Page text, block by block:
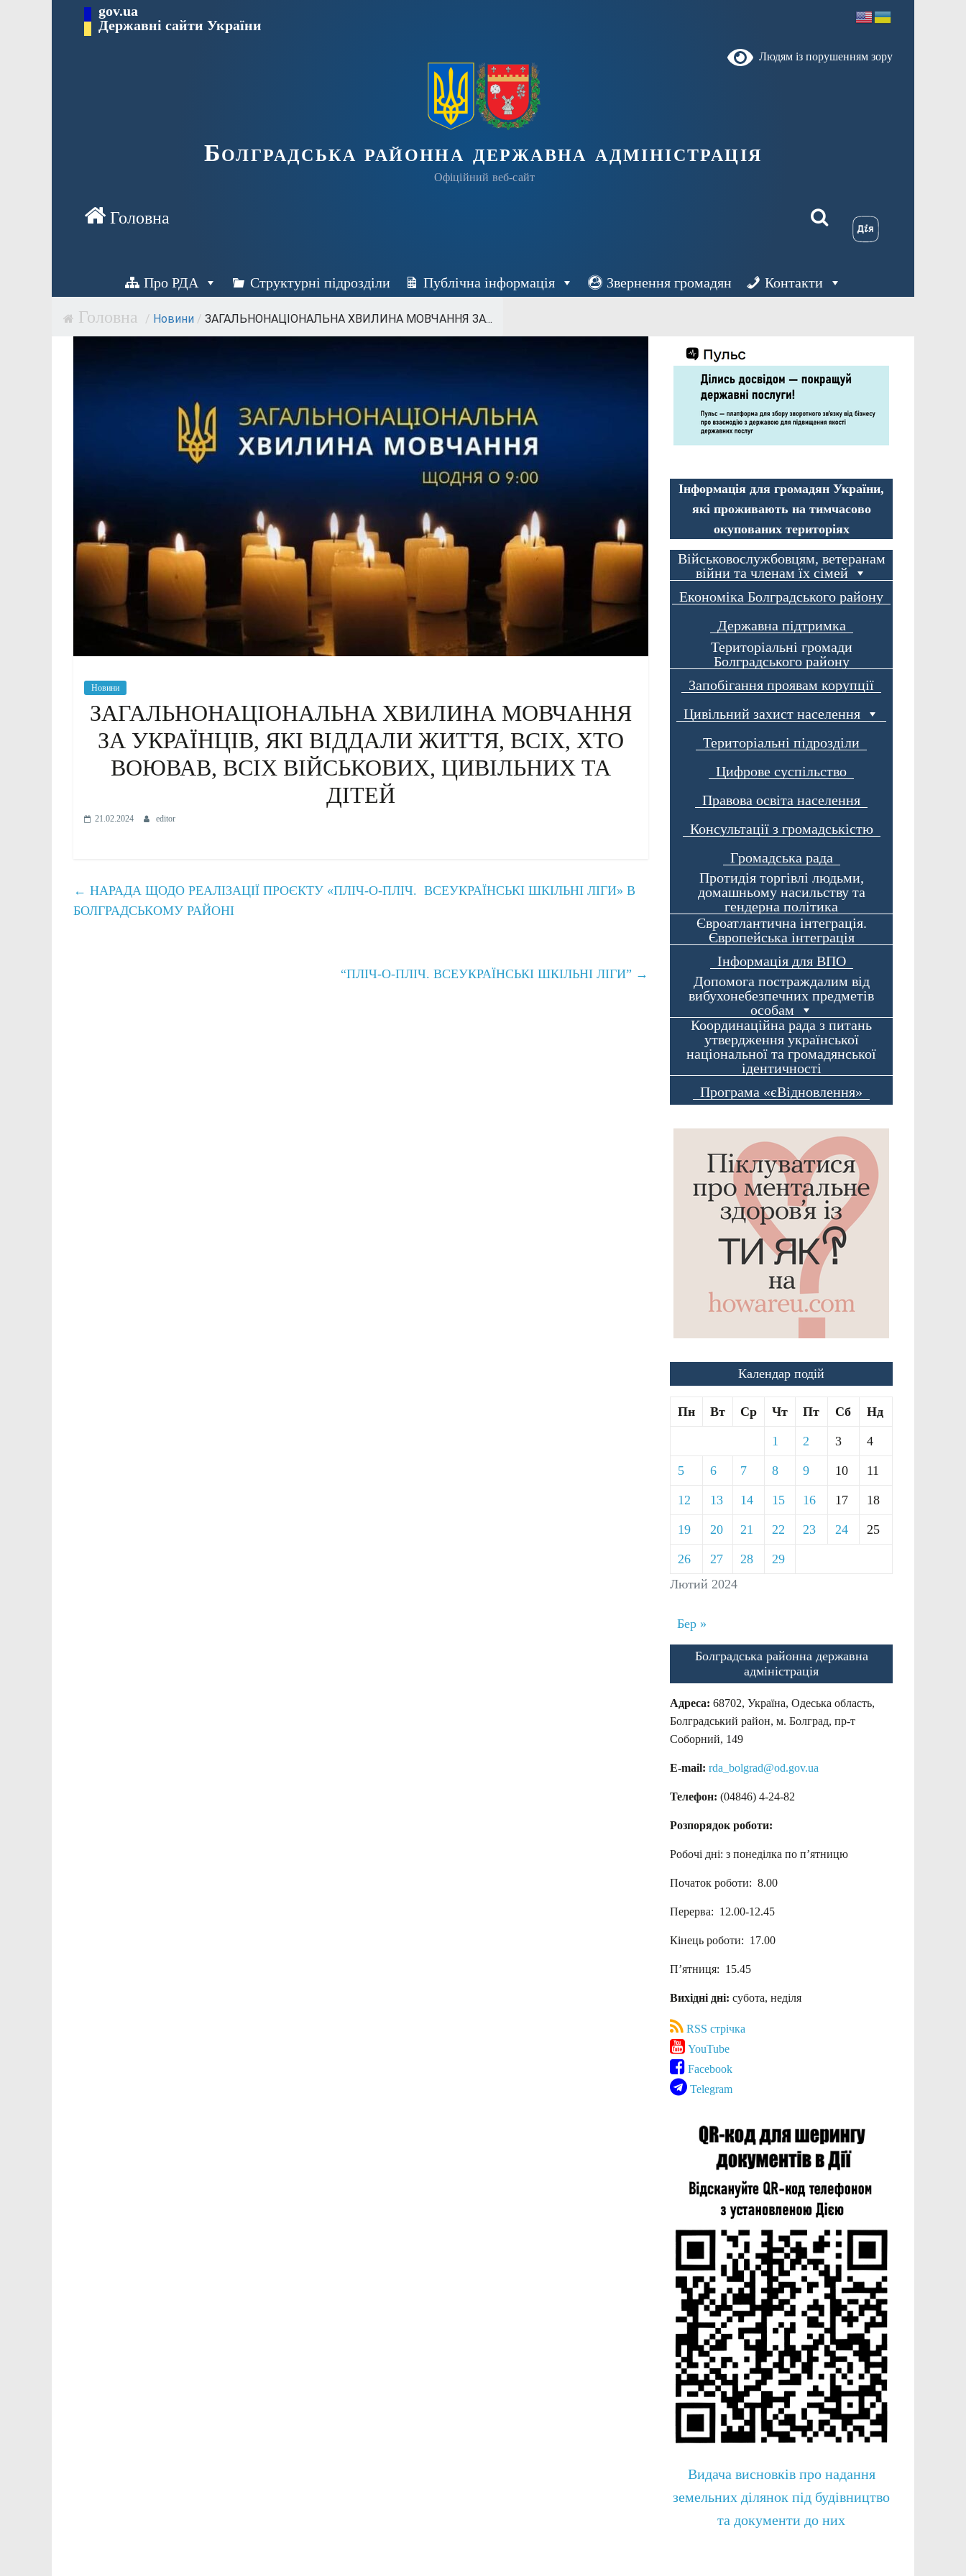
Перейти gov.ua
Державні сайти України
Людям із порушенням зору
Болградська районна державна адміністрація
Офіційний веб-сайт
Про РДА Структурні підрозділи Публічна інформація Звернення громадян Контакти
/ Новини / ЗАГАЛЬНОНАЦІОНАЛЬНА ХВИЛИНА МОВЧАННЯ ЗА...
Новини
ЗАГАЛЬНОНАЦІОНАЛЬНА ХВИЛИНА МОВЧАННЯ
ЗА УКРАЇНЦІВ, ЯКІ ВІДДАЛИ ЖИТТЯ, ВСІХ, ХТО
ВОЮВАВ, ВСІХ ВІЙСЬКОВИХ, ЦИВІЛЬНИХ ТА
ДІТЕЙ
21.02.2024 editor
← НАРАДА ЩОДО РЕАЛІЗАЦІЇ ПРОЄКТУ «ПЛІЧ-О-ПЛІЧ. ВСЕУКРАЇНСЬКІ ШКІЛЬНІ ЛІГИ» В
БОЛГРАДСЬКОМУ РАЙОНІ
“ПЛІЧ-О-ПЛІЧ. ВСЕУКРАЇНСЬКІ ШКІЛЬНІ ЛІГИ” →
Інформація для громадян України,
які проживають на тимчасово
окупованих територіях
Військовослужбовцям, ветеранам
війни та членам їх сімей
Економіка Болградського району
Державна підтримка
Територіальні громади
Болградського району
Запобігання проявам корупції
Цивільний захист населення
Територіальні підрозділи
Цифрове суспільство
Правова освіта населення
Консультації з громадськістю
Громадська рада
Протидія торгівлі людьми,
домашньому насильству та
гендерна політика
Євроатлантична інтеграція.
Європейська інтеграція
Інформація для ВПО
Допомога постраждалим від
вибухонебезпечних предметів
особам
Координаційна рада з питань
утвердження української
національної та громадянської
ідентичності
Програма «єВідновлення»
Календар подій
Лютий 2024
Пн Вт Ср Чт Пт Сб Нд
1 2 3 4
5 6 7 8 9 10 11
12 13 14 15 16 17 18
19 20 21 22 23 24 25
26 27 28 29
Бер »
Болградська районна державна
адміністрація
Адреса: 68702, Україна, Одеська область,
Болградський район, м. Болград, пр-т
Соборний, 149
E-mail: rda_bolgrad@od.gov.ua
Телефон: (04846) 4-24-82
Розпорядок роботи:
Робочі дні: з понеділка по п’ятницю
Початок роботи: 8.00
Перерва: 12.00-12.45
Кінець роботи: 17.00
П’ятниця: 15.45
Вихідні дні: субота, неділя
RSS стрічка
YouTube
Facebook
Telegram
Видача висновків про надання
земельних ділянок під будівництво
та документи до них